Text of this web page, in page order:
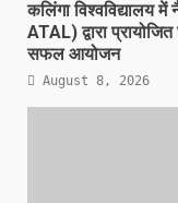
कलिंगा विश्वविद्यालय
ATAL) द्वारा
सफल आयोजन
August 8, 2026